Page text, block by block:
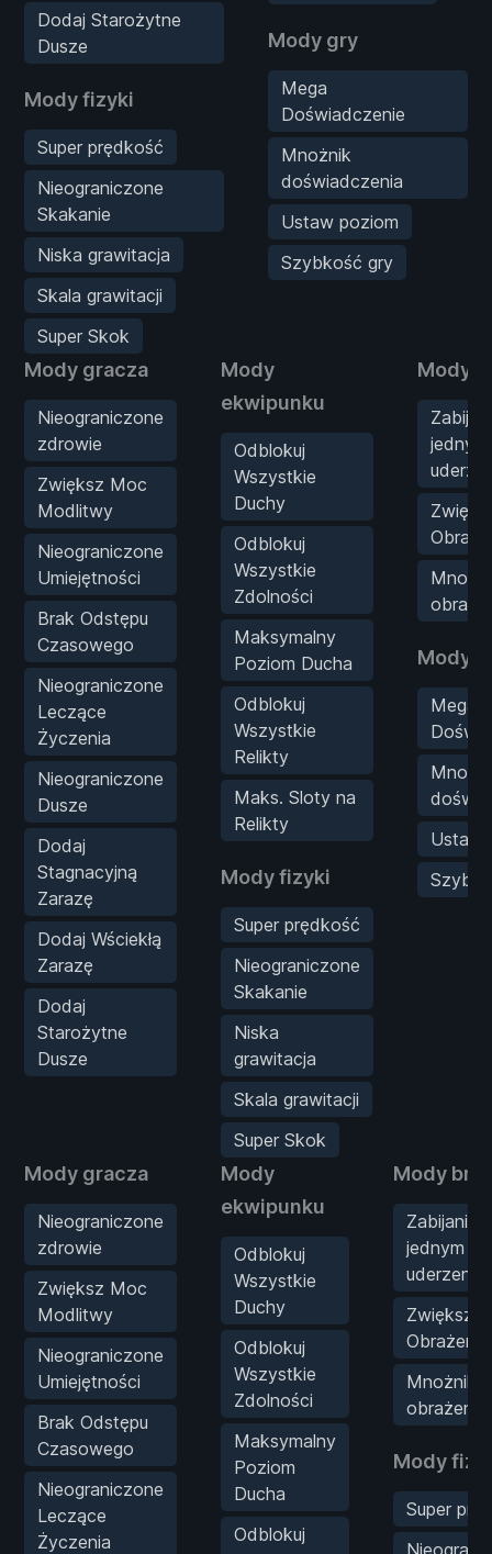
Dodaj Starożytne
Dusze
Mody fizyki
Super prędkość
Nieograniczone
Skakanie
Niska grawitacja
Skala grawitacji
Super Skok
Mody gry
Mega
Doświadczenie
Mnożnik
doświadczenia
Ustaw poziom
Szybkość gry
Mody gracza
Nieograniczone
zdrowie
Zwiększ Moc
Modlitwy
Nieograniczone
Umiejętności
Brak Odstępu
Czasowego
Nieograniczone
Leczące
Życzenia
Nieograniczone
Dusze
Dodaj
Stagnacyjną
Zarazę
Dodaj Wściekłą
Zarazę
Dodaj
Starożytne
Dusze
Mody
ekwipunku
Odblokuj
Wszystkie
Duchy
Odblokuj
Wszystkie
Zdolności
Maksymalny
Poziom Ducha
Odblokuj
Wszystkie
Relikty
Maks. Sloty na
Relikty
Mody fizyki
Super prędkość
Nieograniczone
Skakanie
Niska
grawitacja
Skala grawitacji
Super Skok
Mody
jednym
Mody
Mega
Ustaw
Mody gracza
Nieograniczone
zdrowie
Zwiększ Moc
Modlitwy
Nieograniczone
Umiejętności
Brak Odstępu
Czasowego
Nieograniczone
Leczące
Życzenia
Mody
ekwipunku
Odblokuj
Wszystkie
Duchy
Odblokuj
Wszystkie
Zdolności
Maksymalny
Poziom
Ducha
Odblokuj
Mody
Zabijanie
jednym
Zwiększ
Obrażenia
Mnożnik
obrażeń
Mody
Super